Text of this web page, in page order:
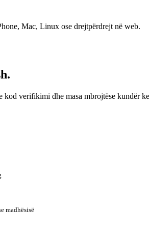
Mac, Linux ose drejtpërdrejt në web.
kod verifikimi dhe masa mbrojtëse kundër
madhësisë